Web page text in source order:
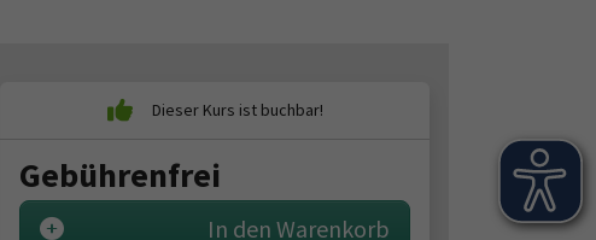
Gebührenfrei
In den Warenkorb